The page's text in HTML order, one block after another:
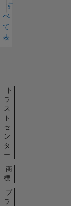
す
べ
て
表
示
ト
ラ
ス
ト
セ
ン
タ
ー
商
標
プ
ラ